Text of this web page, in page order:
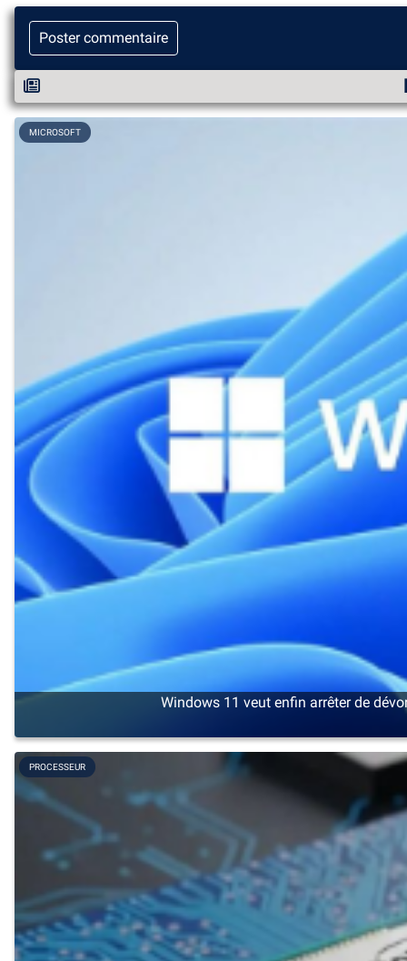
Poster commentaire
Windows 11 veut enfin arrêter de
MICROSOFT
PROCESSEUR